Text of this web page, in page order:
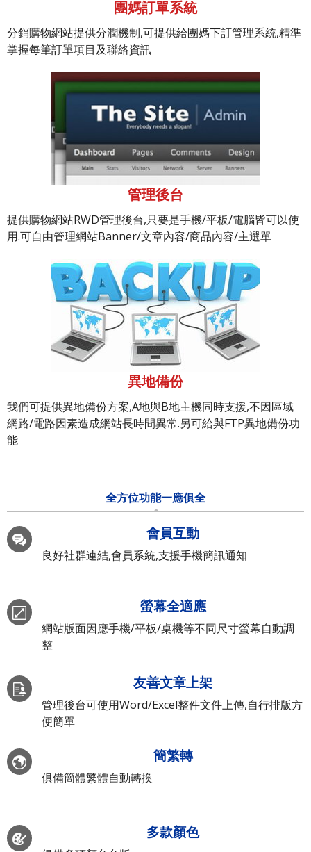
團媽訂單系統
分銷購物網站提供分潤機制,可提供給團媽下訂管理系統,精準
掌握每筆訂單項目及聯絡資訊
管理後台
提供購物網站RWD管理後台,只要是手機/平板/電腦皆可以使
用.可自由管理網站Banner/文章內容/商品內容/主選單
異地備份
我們可提供異地備份方案,A地與B地主機同時支援,不因區域
網路/電路因素造成網站長時間異常.另可給與FTP異地備份功
能
全方位功能一應俱全
會員互動
良好社群連結,會員系統,支援手機簡訊通知
螢幕全適應
網站版面因應手機/平板/桌機等不同尺寸螢幕自動調
整
友善文章上架
管理後台可使用Word/Excel整件文件上傳,自行排版方
便簡單
簡繁轉
俱備簡體繁體自動轉換
多款顏色